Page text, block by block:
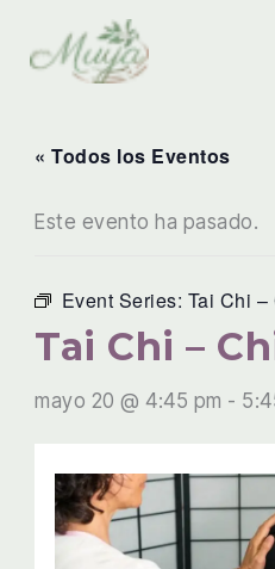
contenido
« Todos los Eventos
Este evento ha pasado.
Event Series: Tai Chi –
Tai Chi –
mayo 20 @ 4:45 pm -